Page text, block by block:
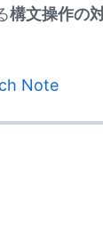
構文操作の
Note